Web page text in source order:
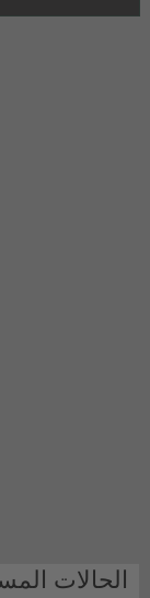
الحالات